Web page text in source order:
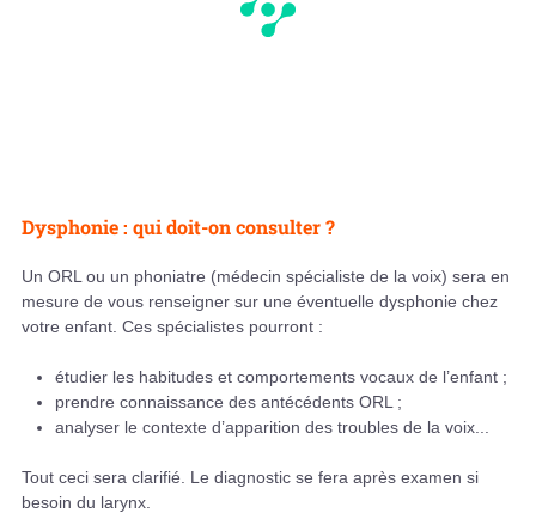
Dysphonie : qui doit-on consulter ?
Un ORL ou un phoniatre (médecin spécialiste de la voix) sera en
mesure de vous renseigner sur une éventuelle dysphonie chez
votre enfant. Ces spécialistes pourront :
étudier les habitudes et comportements vocaux de l’enfant ;
prendre connaissance des antécédents ORL ;
analyser le contexte d’apparition des troubles de la voix...
Tout ceci sera clarifié. Le diagnostic se fera après examen si
besoin du larynx.